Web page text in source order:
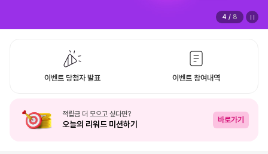
4 / 8
이벤트 당첨자 발표 이벤트 참여내역
적립금 더 모으고 싶다면?
오늘의 리워드 미션하기